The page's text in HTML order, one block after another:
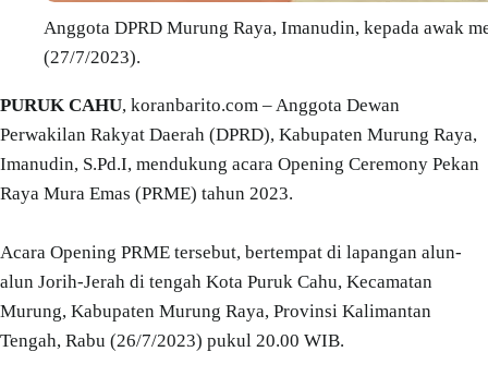
Anggota DPRD Murung Raya, Imanudin, kepada awak
(27/7/2023).
PURUK CAHU, koranbarito.com – Anggota Dewan
Perwakilan Rakyat Daerah (DPRD), Kabupaten Murung Raya,
Imanudin, S.Pd.I, mendukung acara Opening Ceremony Pekan
Raya Mura Emas (PRME) tahun 2023.
Acara Opening PRME tersebut, bertempat di lapangan alun-
alun Jorih-Jerah di tengah Kota Puruk Cahu, Kecamatan
Murung, Kabupaten Murung Raya, Provinsi Kalimantan
Tengah, Rabu (26/7/2023) pukul 20.00 WIB.